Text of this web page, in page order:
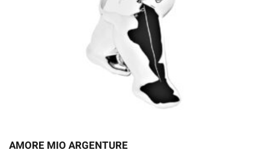
AMORE MIO ARGENTURE